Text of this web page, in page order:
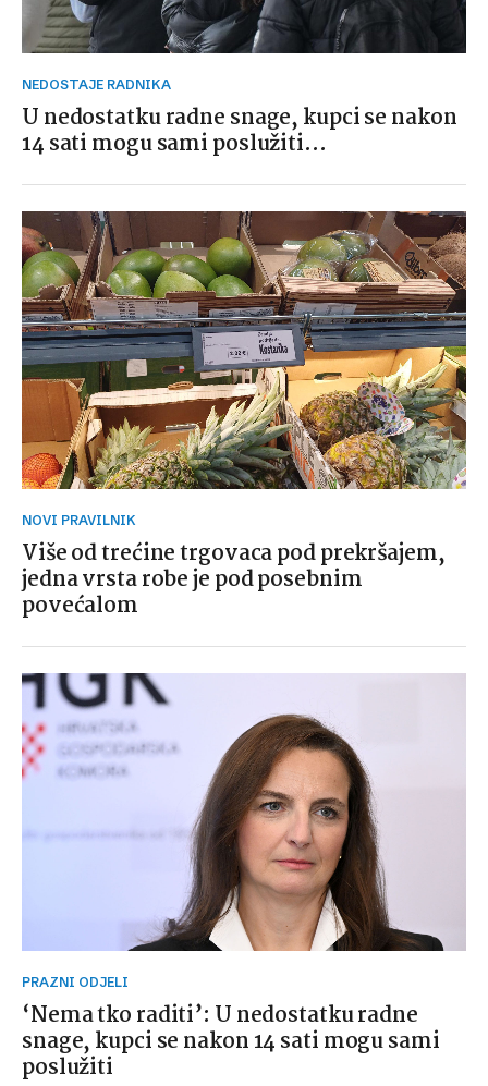
NEDOSTAJE RADNIKA
U nedostatku radne snage, kupci se nakon
14 sati mogu sami poslužiti…
NOVI PRAVILNIK
Više od trećine trgovaca pod prekršajem,
jedna vrsta robe je pod posebnim
povećalom
PRAZNI ODJELI
‘Nema tko raditi’: U nedostatku radne
snage, kupci se nakon 14 sati mogu sami
poslužiti